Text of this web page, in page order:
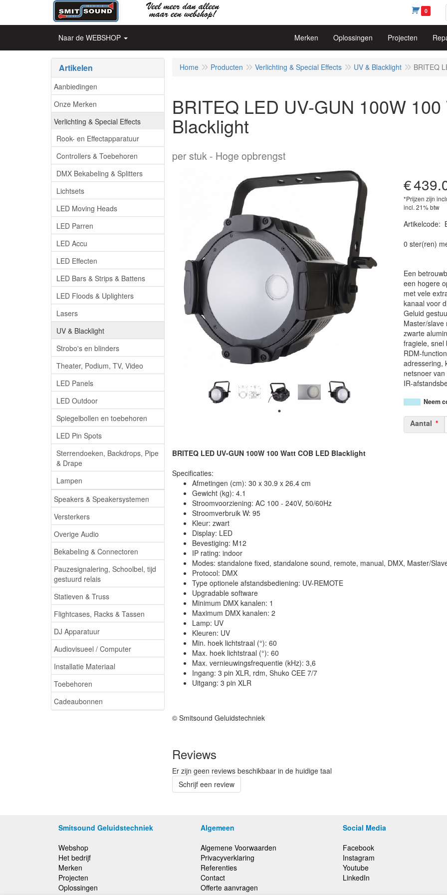
0
Naar de WEBSHOP Merken Oplossingen Projecten
Artikelen
Aanbiedingen
Onze Merken
Verlichting & Special Effects
Rook- en Effectapparatuur
Controllers & Toebehoren
DMX Bekabeling & Splitters
Lichtsets
LED Moving Heads
LED Parren
LED Accu
LED Effecten
LED Bars & Strips & Battens
LED Floods & Uplighters
Lasers
UV & Blacklight
Strobo's en blinders
Theater, Podium, TV, Video
LED Panels
LED Outdoor
Spiegelbollen en toebehoren
LED Pin Spots
Sterrendoeken, Backdrops, Pipe
& Drape
Lampen
Speakers & Speakersystemen
Versterkers
Overige Audio
Bekabeling & Connectoren
Pauzesignalering, Schoolbel, tijd
gestuurd relais
Statieven & Truss
Flightcases, Racks & Tassen
DJ Apparatuur
Audiovisueel / Computer
Installatie Materiaal
Toebehoren
Cadeaubonnen
Home Producten Verlichting & Special Effects UV & Blacklight BRITEQ
BRITEQ LED UV-GUN 100W
Blacklight
per stuk Hoge opbrengst
€
*Prijzen zijn
incl. 21% btw
Artikelcode:
0 ster(ren)
Een
een hogere
met vele
kanaal voor
Geluid
Master/slave
zwarte
fragiele, snel
RDM-
adressering,
netsnoer
IR-
Neem
Aantal
BRITEQ LED UV-GUN 100W 100 Watt COB LED Blacklight
Specificaties:
Afmetingen (cm): 30 x 30.9 x 26.4 cm
Gewicht (kg): 4.1
Stroomvoorziening: AC 100 - 240V, 50/60Hz
Stroomverbruik W: 95
Kleur: zwart
Display: LED
Bevestiging: M12
IP rating: indoor
Modes: standalone fixed, standalone sound, remote, manual, DMX, Master/
Protocol: DMX
Type optionele afstandsbediening: UV-REMOTE
Upgradable software
Minimum DMX kanalen: 1
Maximum DMX kanalen: 2
Lamp: UV
Kleuren: UV
Min. hoek lichtstraal (°): 60
Max. hoek lichtstraal (°): 60
Max. vernieuwingsfrequentie (kHz): 3,6
Ingang: 3 pin XLR, rdm, Shuko CEE 7/7
Uitgang: 3 pin XLR
© Smitsound Geluidstechniek
Reviews
Er zijn geen reviews beschikbaar in de huidige taal
Schrijf een review
Smitsound Geluidstechniek
Webshop
Het bedrijf
Merken
Projecten
Oplossingen
Algemeen
Algemene Voorwaarden
Privacyverklaring
Referenties
Contact
Offerte aanvragen
Social Media
Facebook
Instagram
Youtube
LinkedIn